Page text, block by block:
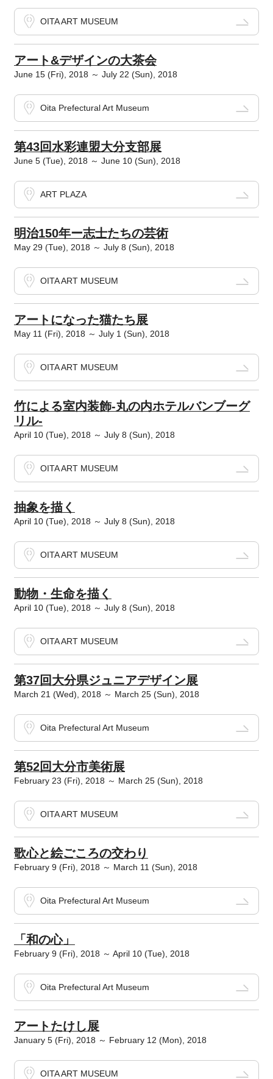
OITA ART MUSEUM
アート&デザインの大茶会
June 15 (Fri), 2018 ～ July 22 (Sun), 2018
Oita Prefectural Art Museum
第43回水彩連盟大分支部展
June 5 (Tue), 2018 ～ June 10 (Sun), 2018
ART PLAZA
明治150年ー志士たちの芸術
May 29 (Tue), 2018 ～ July 8 (Sun), 2018
OITA ART MUSEUM
アートになった猫たち展
May 11 (Fri), 2018 ～ July 1 (Sun), 2018
OITA ART MUSEUM
竹による室内装飾-丸の内ホテルバンブーグ
リル-
April 10 (Tue), 2018 ～ July 8 (Sun), 2018
OITA ART MUSEUM
抽象を描く
April 10 (Tue), 2018 ～ July 8 (Sun), 2018
OITA ART MUSEUM
動物・生命を描く
April 10 (Tue), 2018 ～ July 8 (Sun), 2018
OITA ART MUSEUM
第37回大分県ジュニアデザイン展
March 21 (Wed), 2018 ～ March 25 (Sun), 2018
Oita Prefectural Art Museum
第52回大分市美術展
February 23 (Fri), 2018 ～ March 25 (Sun), 2018
OITA ART MUSEUM
歌心と絵ごころの交わり
February 9 (Fri), 2018 ～ March 11 (Sun), 2018
Oita Prefectural Art Museum
「和の心」
February 9 (Fri), 2018 ～ April 10 (Tue), 2018
Oita Prefectural Art Museum
アートたけし展
January 5 (Fri), 2018 ～ February 12 (Mon), 2018
OITA ART MUSEUM